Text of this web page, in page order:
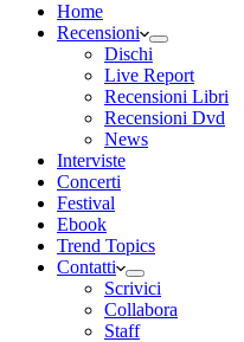
Home
Recensioni
Dischi
Live Report
Recensioni Libri
Recensioni Dvd
News
Interviste
Concerti
Festival
Ebook
Trend Topics
Contatti
Scrivici
Collabora
Staff